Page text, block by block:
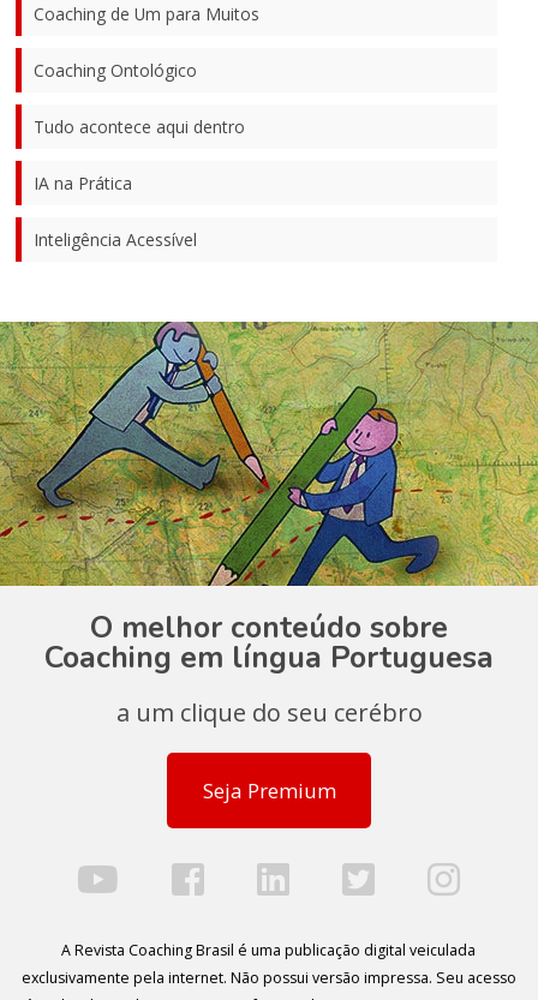
Coaching de Um para Muitos
Coaching Ontológico
Tudo acontece aqui dentro
IA na Prática
Inteligência Acessível
O melhor conteúdo sobre
Coaching em língua Portuguesa
a um clique do seu cerébro
Seja Premium
A Revista Coaching Brasil é uma publicação digital veiculada
exclusivamente pela internet. Não possui versão impressa. Seu acesso